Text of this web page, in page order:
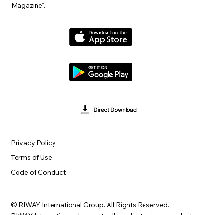
Magazine“.
Terms of Use
Privacy Policy
Code of Conduct
© RIWAY International Group. All Rights Reserved.